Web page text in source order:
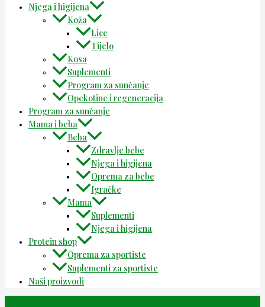
Njega i higijena
Koža
Lice
Tijelo
Kosa
Suplementi
Program za sunčanje
Opekotine i regeneracija
Program za sunčanje
Mama i beba
Beba
Zdravlje bebe
Njega i higijena
Oprema za bebe
Igračke
Mama
Suplementi
Njega i higijena
Protein shop
Oprema za sportiste
Suplementi za sportiste
Naši proizvodi